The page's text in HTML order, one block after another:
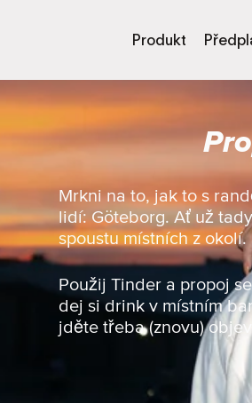
Produkt
Mrkni na to, jak to s
lidí: Göteborg. Ať už
spoustu místních z okolí.
Použij Tinder a propoj
dej si drink v místním
jděte třeba (znovu)